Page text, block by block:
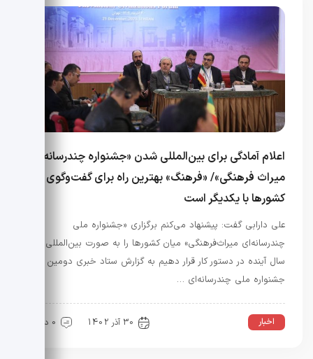
اعلام آمادگی برای بین‌المللی شدن «جشنواره چندرسانه‌ای
میراث فرهنگی»/ «فرهنگ» بهترین راه برای گفت‌وگوی
کشورها با یکدیگر است
علی دارابی گفت: پیشنهاد می‌کنم برگزاری «جشنواره ملی
چندرسانه‌ای میراث‌فرهنگی» میان کشورها را به صورت بین‌المللی از
سال آینده در دستور کار قرار دهیم به گزارش ستاد خبری دومین
جشنواره ملی چندرسانه‌ای …
اخبار 30 آذر 1402 0 دیدگاه